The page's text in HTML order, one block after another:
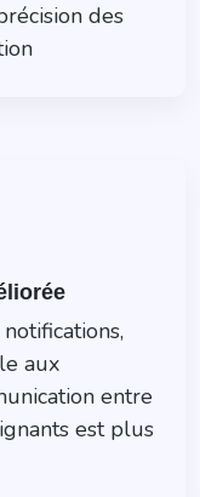
des
aux
entre
est plus